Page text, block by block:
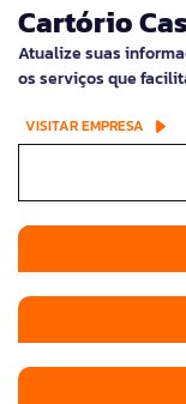
Cartório
Atualize suas
os serviços que
VISITAR EMPRESA